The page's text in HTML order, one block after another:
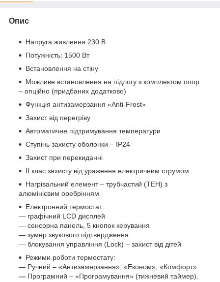
Опис
Напруга живлення 230 В
Потужність: 1500 Вт
Встановлення на стіну
Можливе встановлення на підлогу з комплектом опор
– опційно (придбаних додатково)
Функція антизамерзання «Anti-Frost»
Захист від перегріву
Автоматичне підтримування температури
Ступінь захисту оболонки – IP24
Захист при перекиданні
II клас захисту від ураження електричним струмом
Нагрівальний елемент – трубчастий (ТЕН) з
алюмінієвим оребрінням
Електронний термостат:
— графічний LCD дисплей
— сенсорна панель, 5 кнопок керування
— зумер звукового підтвердження
— блокування управління (Lock) – захист від дітей
Режими роботи термостату:
— Ручний – «Антизамерзання», «Економ», «Комфорт»
— Програмний – «Програмування» (тижневий таймер).